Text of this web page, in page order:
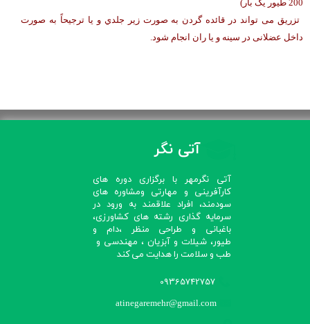
200 طیور یک بار)
تزریق می تواند در قائده گردن به صورت زیر جلدي و یا ترجیحاً به صورت
داخل عضلانی در سینه و یا ران انجام شود.
آتی نگر
آتی نگرمهر با برگزاری دوره های
کارآفرینی و مهارتی ومشاوره های
سودمند، افراد علاقمند به ورود در
سرمایه گذاری رشته های کشاورزی،
باغبانی و طراحی منظر ،دام و
طیور، شیلات و آبزیان ، مهندسی و
طب و سلامت را هدایت می کند​​​​​​​
09365742757
atinegaremehr@gmail.com